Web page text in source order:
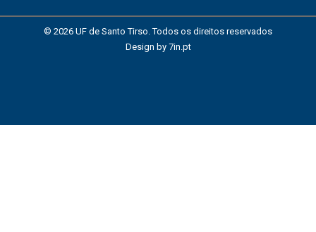
© 2026 UF de Santo Tirso. Todos os direitos reservados
Design by 7in.pt